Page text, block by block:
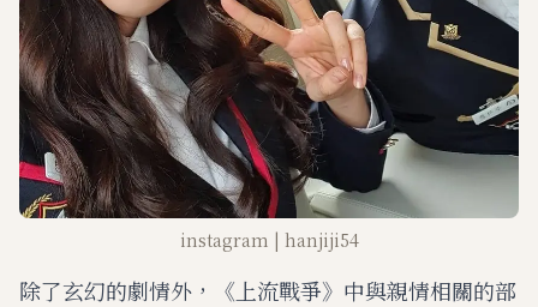
instagram | hanjiji54
除了玄幻的劇情外，《上流戰爭》中與親情相關的部